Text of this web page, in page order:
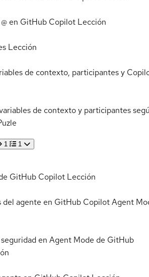
en GitHub Copilot Lección
Lección
de contexto, participantes y
de contexto y participantes
1 1
GitHub Copilot Lección
del agente en GitHub Copilot Agent
en Agent Mode de GitHub